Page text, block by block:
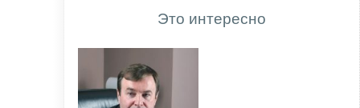
Это интересно